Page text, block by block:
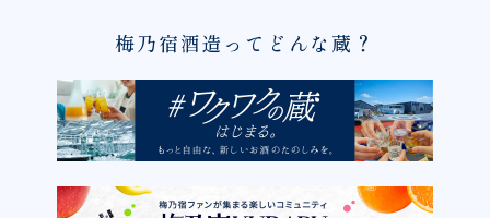
梅乃宿酒造ってどんな蔵？